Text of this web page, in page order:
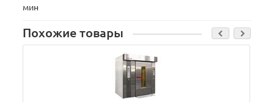
мин
Похожие товары